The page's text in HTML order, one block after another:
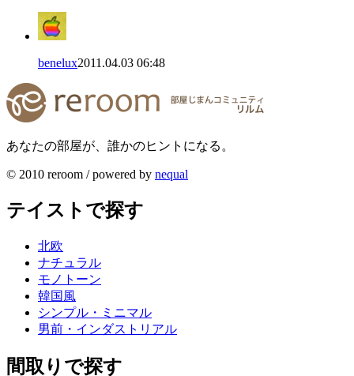
benelux2011.04.03 06:48
あなたの部屋が、誰かのヒントになる。
© 2010 reroom / powered by nequal
テイストで探す
北欧
ナチュラル
モノトーン
韓国風
シンプル・ミニマル
男前・インダストリアル
間取りで探す